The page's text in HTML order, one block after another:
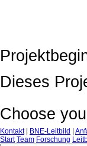
Dieses
Choose
Kontakt| BNE-Leitbild
Start Team Forschung